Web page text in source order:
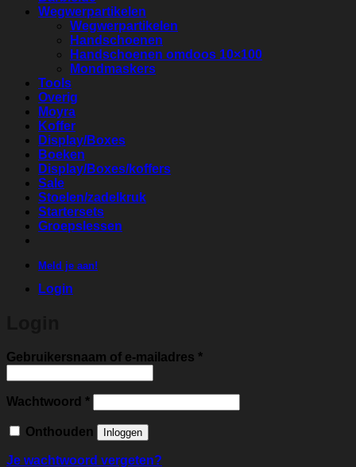
Wegwerpartikelen
Wegwerpartikelen
Handschoenen
Handschoenen omdoos 10×100
Mondmaskers
Tools
Overig
Moyra
Koffer
Display/Boxes
Boeken
Display/Boxes/koffers
Sale
Stoelen/zadelkruk
Startersets
Groepslessen
Meld je aan!
Login
Gebruikersnaam of e-mailadres *Vereist
Wachtwoord *Vereist
Onthouden Inloggen
Je wachtwoord vergeten?